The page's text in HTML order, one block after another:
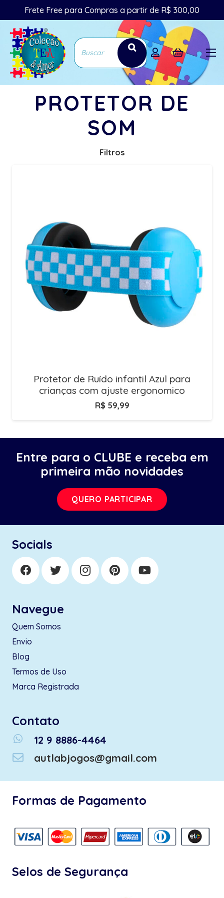
Frete Free para Compras a partir de R$ 300,00
PROTETOR DE
SOM
Filtros
Protetor de Ruído infantil Azul para
crianças com ajuste ergonomico
R$ 59,99
Entre para o CLUBE e receba em
primeira mão novidades
QUERO PARTICIPAR
Socials
Navegue
Quem Somos
Envio
Blog
Termos de Uso
Marca Registrada
Contato
whatsapp
12 9 8886-4464
autlabjogos@gmail.com
Formas de Pagamento
Selos de Segurança